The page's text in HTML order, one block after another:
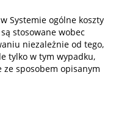
Systemie ogólne koszty
stosowane wobec
niezależnie od tego,
tylko w tym wypadku,
ze sposobem opisanym